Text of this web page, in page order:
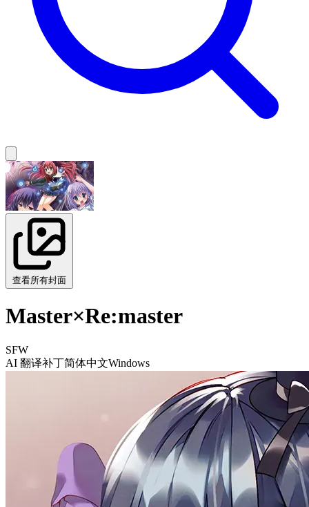
查看所有封面
Master×Re:master
SFW
AI 翻译补丁简体中文Windows